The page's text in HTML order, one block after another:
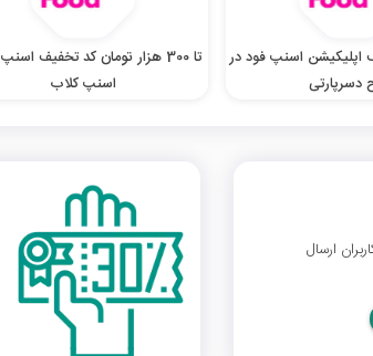
اپلیکیشن اسنپ فود در
دسرپارتی
تا 300 هزار تومان کد تخفیف
اسنپ کلاب
ارسال